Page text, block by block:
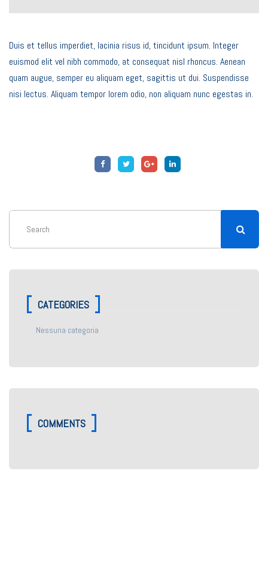
Duis et tellus imperdiet, lacinia risus id, tincidunt ipsum. Integer
euismod elit vel nibh commodo, at consequat nisl rhoncus. Aenean
quam augue, semper eu aliquam eget, sagittis ut dui. Suspendisse
nisi lectus. Aliquam tempor lorem odio, non aliquam nunc egestas in.
CATEGORIES
Nessuna categoria
COMMENTS